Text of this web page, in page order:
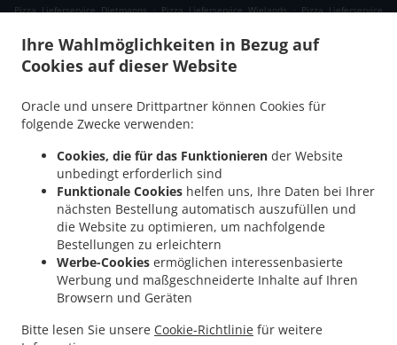
Ihre Wahlmöglichkeiten in Bezug auf
Cookies auf dieser Website
Oracle und unsere Drittpartner können Cookies für
folgende Zwecke verwenden:
Cookies, die für das Funktionieren der Website
unbedingt erforderlich sind
Funktionale Cookies helfen uns, Ihre Daten bei Ihrer
nächsten Bestellung automatisch auszufüllen und
die Website zu optimieren, um nachfolgende
Bestellungen zu erleichtern
Werbe-Cookies ermöglichen interessenbasierte
Werbung und maßgeschneiderte Inhalte auf Ihren
Browsern und Geräten
Bitte lesen Sie unsere Cookie-Richtlinie für weitere
Pizza Lieferservice Dietmanns
. Pizza Lieferservice Wielands . Pizza Lieferservice
Pizza Lieferservice Waldenstein . Pizza Lieferservice Albrechts . Pizza Lieferservice
.
Niederschrems
Pizza Lieferservice Schrems Pizza Lieferservice Nondorf
Lieferservice Groß-Höbarten
Pizza Lieferservice Hörmanns bei Weitra
. Pizza Lieferservice Grünbach .
Pizza Lieferservice Ulrichs
Pizza Lieferservice Brand-Nagelberg
Pizza Lieferservice
. Pizza Lieferservice Altweitra . Pizza Lieferservice Waldhäuseln .
Lieferservice Zehenthöf . Pizza Lieferservice Lekeberg . Pizza Lieferservice Ullrichs
Pizza Lieferservice Nová Ves nad Lužnicí
.
Lieferservice Kleedorf
Pizza Lieferservice Schweiggers .
Pizza Lieferservice
Großreichenbach . Pizza Lieferservice Niederschrems
.